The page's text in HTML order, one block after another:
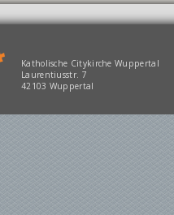
Katholische Citykirche Wuppertal
Laurentiusstr. 7
42103 Wuppertal